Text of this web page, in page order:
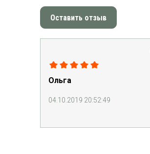
Оставить отзыв
Ольга
04.10.2019 20:52:49